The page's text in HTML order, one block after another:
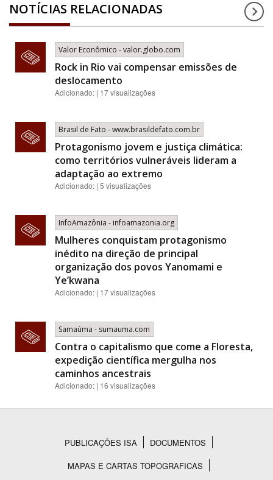
NOTÍCIAS RELACIONADAS
Valor Econômico - valor.globo.com
Rock in Rio vai compensar emissões de
deslocamento
Adicionado: | 17 visualizações
Brasil de Fato - www.brasildefato.com.br
Protagonismo jovem e justiça climática:
como territórios vulneráveis lideram a
adaptação ao extremo
Adicionado: | 5 visualizações
InfoAmazônia - infoamazonia.org
Mulheres conquistam protagonismo
inédito na direção de principal
organização dos povos Yanomami e
Ye’kwana
Adicionado: | 17 visualizações
Samaúma - sumauma.com
Contra o capitalismo que come a Floresta,
expedição científica mergulha nos
caminhos ancestrais
Adicionado: | 16 visualizações
Rodapé
PUBLICAÇÕES ISA
DOCUMENTOS
MAPAS E CARTAS TOPOGRAFICAS